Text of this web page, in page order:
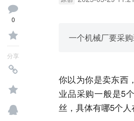
0
分享
一个机械厂要采
你以为你是卖东西
业品采购一般是5
丝，具体有哪5个人